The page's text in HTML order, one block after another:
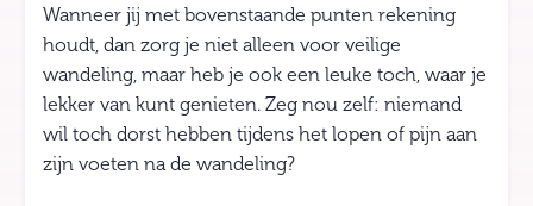
Wanneer jij met bovenstaande punten rekening
houdt, dan zorg je niet alleen voor veilige
wandeling, maar heb je ook een leuke toch, waar je
lekker van kunt genieten. Zeg nou zelf: niemand
wil toch dorst hebben tijdens het lopen of pijn aan
zijn voeten na de wandeling?